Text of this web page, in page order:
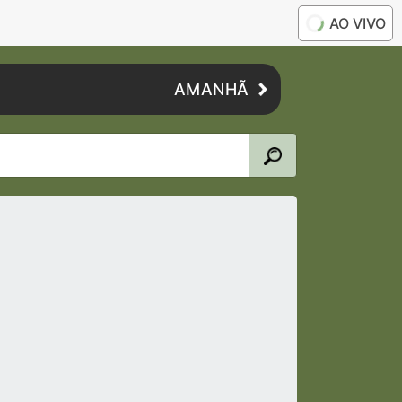
AO VIVO
AMANHÃ